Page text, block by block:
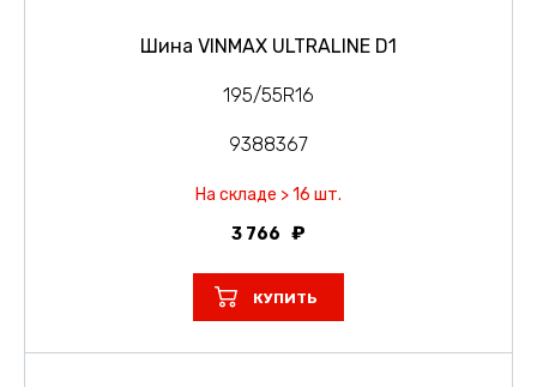
Шина VINMAX ULTRALINE D1
195/55R16
9388367
На складе > 16 шт.
3 766
КУПИТЬ